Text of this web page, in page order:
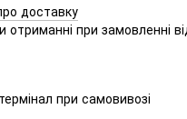
доставку
отриманні при замовленні
при самовивозі